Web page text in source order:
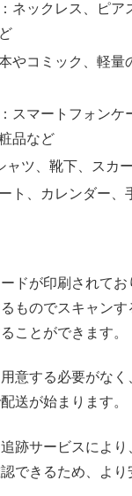
ネックレス、ピア
やコミック、軽量
スマートフォンケ
品など
ャツ、靴下、スカ
ト、カレンダー、
ドが印刷されてお
ものでスキャン
ことができます。
意する必要がなく
送が始まります。
跡サービスによ
できるため、よ